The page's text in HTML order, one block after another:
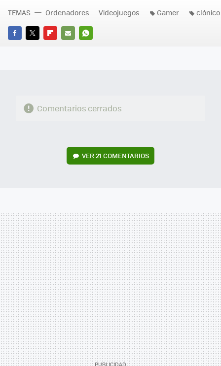
FACEBOOK
TWITTERFLIPBOARD
E-
WHATSAPP
TEMAS Ordenadores Videojuegos Gamer clónico
Comentarios cerrados
VER21 COMENTARIOS